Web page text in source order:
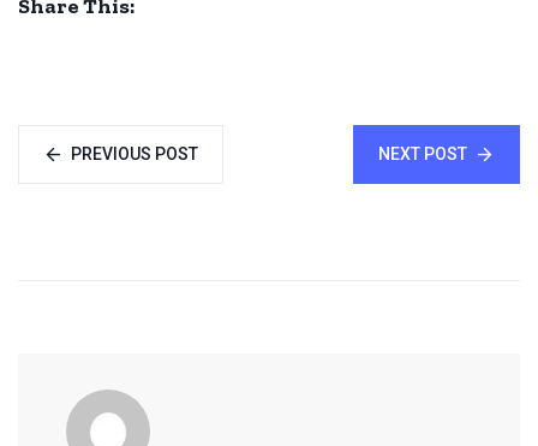
Share This:
PREVIOUS POST NEXT POST